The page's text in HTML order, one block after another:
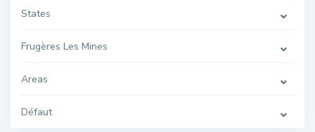
States
Frugères Les Mines
Areas
Défaut